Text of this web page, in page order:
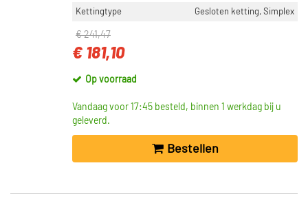
Kettingtype
Gesloten ketting, Simplex
€ 241,47
€ 181,10
Op voorraad
Vandaag voor 17:45 besteld, binnen 1 werkdag bij u
geleverd.
Bestellen